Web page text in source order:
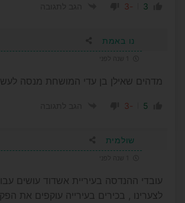
-3
נו באמת
מדהים שאילן בן עדי המושחת מנסה לעשות
-3
שולמית
עובדי ההנדסה בעיריית אשדוד עושים עבודה
לצערינו , בכירים בעירייה עוקפים את